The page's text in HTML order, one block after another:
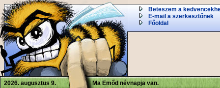
Beteszem a
E-mail a szerkesztőnek
Főoldal
2026. augusztus 9. Ma Emőd névnapja van.